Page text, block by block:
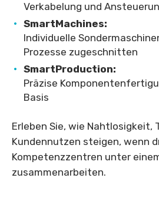
Verkabelung und
SmartMachines:
Individuelle
Prozesse zugeschnitten
SmartProduction:
Präzise
Basis
Erleben Sie, wie Nahtlosigkeit,
Kundennutzen steigen, wenn
Kompetenzzentren unter
zusammenarbeiten.